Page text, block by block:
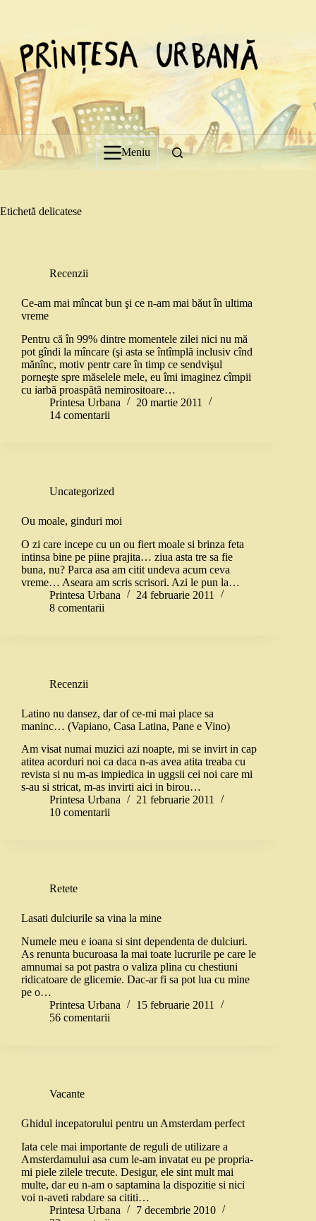
Meniu
Etichetă delicatese
Recenzii
Ce-am mai mîncat bun şi ce n-am mai băut în ultima
vreme
Pentru că în 99% dintre momentele zilei nici nu mă
pot gîndi la mîncare (şi asta se întîmplă inclusiv cînd
mănînc, motiv pentr care în timp ce sendvişul
porneşte spre măselele mele, eu îmi imaginez cîmpii
cu iarbă proaspătă nemirositoare…
Printesa Urbana
20 martie 2011
14 comentarii
Uncategorized
Ou moale, ginduri moi
O zi care incepe cu un ou fiert moale si brinza feta
intinsa bine pe piine prajita… ziua asta tre sa fie
buna, nu? Parca asa am citit undeva acum ceva
vreme… Aseara am scris scrisori. Azi le pun la…
Printesa Urbana
24 februarie 2011
8 comentarii
Recenzii
Latino nu dansez, dar of ce-mi mai place sa
maninc… (Vapiano, Casa Latina, Pane e Vino)
Am visat numai muzici azi noapte, mi se invirt in cap
atitea acorduri noi ca daca n-as avea atita treaba cu
revista si nu m-as impiedica in uggsii cei noi care mi
s-au si stricat, m-as invirti aici in birou…
Printesa Urbana
21 februarie 2011
10 comentarii
Retete
Lasati dulciurile sa vina la mine
Numele meu e ioana si sint dependenta de dulciuri.
As renunta bucuroasa la mai toate lucrurile pe care le
amnumai sa pot pastra o valiza plina cu chestiuni
ridicatoare de glicemie. Dac-ar fi sa pot lua cu mine
pe o…
Printesa Urbana
15 februarie 2011
56 comentarii
Vacante
Ghidul incepatorului pentru un Amsterdam perfect
Iata cele mai importante de reguli de utilizare a
Amsterdamului asa cum le-am invatat eu pe propria-
mi piele zilele trecute. Desigur, ele sint mult mai
multe, dar eu n-am o saptamina la dispozitie si nici
voi n-aveti rabdare sa cititi…
Printesa Urbana
7 decembrie 2010